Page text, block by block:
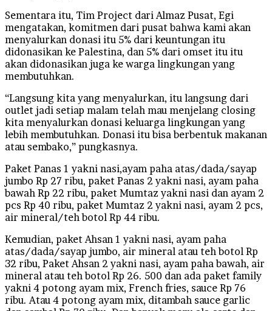
Sementara itu, Tim Project dari Almaz Pusat, Egi
mengatakan, komitmen dari pusat bahwa kami akan
menyalurkan donasi itu 5% dari keuntungan itu
didonasikan ke Palestina, dan 5% dari omset itu itu
akan didonasikan juga ke warga lingkungan yang
membutuhkan.
“Langsung kita yang menyalurkan, itu langsung dari
outlet jadi setiap malam telah mau menjelang closing
kita menyalurkan donasi keluarga lingkungan yang
lebih membutuhkan. Donasi itu bisa berbentuk makanan
atau sembako,” pungkasnya.
Paket Panas 1 yakni nasi,ayam paha atas/dada/sayap
jumbo Rp 27 ribu, paket Panas 2 yakni nasi, ayam paha
bawah Rp 22 ribu, paket Mumtaz yakni nasi dan ayam 2
pcs Rp 40 ribu, paket Mumtaz 2 yakni nasi, ayam 2 pcs,
air mineral/teh botol Rp 44 ribu.
Kemudian, paket Ahsan 1 yakni nasi, ayam paha
atas/dada/sayap jumbo, air mineral atau teh botol Rp
32 ribu, Paket Ahsan 2 yakni nasi, ayam paha bawah, air
mineral atau teh botol Rp 26. 500 dan ada paket family
yakni 4 potong ayam mix, French fries, sauce Rp 76
ribu. Atau 4 potong ayam mix, ditambah sauce garlic